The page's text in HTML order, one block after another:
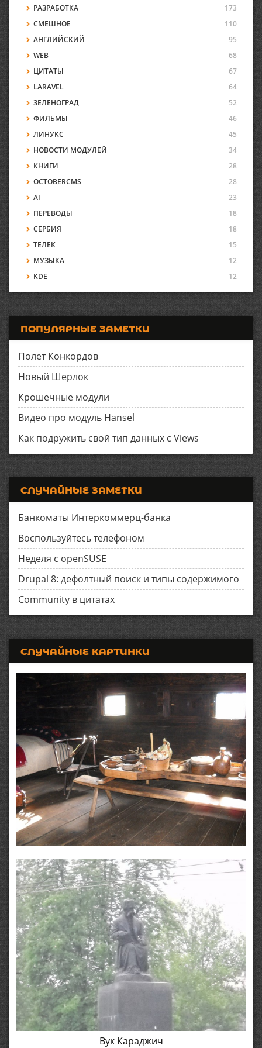
РАЗРАБОТКА
173
СМЕШНОЕ
110
АНГЛИЙСКИЙ
95
WEB
68
ЦИТАТЫ
67
LARAVEL
64
ЗЕЛЕНОГРАД
52
ФИЛЬМЫ
46
ЛИНУКС
45
НОВОСТИ МОДУЛЕЙ
34
КНИГИ
28
OCTOBERCMS
28
AI
23
ПЕРЕВОДЫ
18
СЕРБИЯ
18
ТЕЛЕК
15
МУЗЫКА
12
KDE
12
ПОПУЛЯРНЫЕ ЗАМЕТКИ
Полет Конкордов
Новый Шерлок
Крошечные модули
Видео про модуль Hansel
Как подружить свой тип данных с Views
СЛУЧАЙНЫЕ ЗАМЕТКИ
Банкоматы Интеркоммерц-банка
Воспользуйтесь телефоном
Неделя с openSUSE
Drupal 8: дефолтный поиск и типы содержимого
Community в цитатах
СЛУЧАЙНЫЕ КАРТИНКИ
Вук Караджич